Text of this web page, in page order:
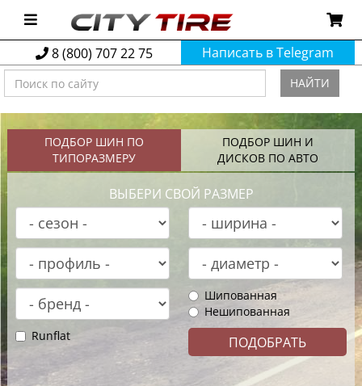
8 (800) 707 22 75 Написать в Telegram
НАЙТИ
ПОДБОР ШИН ПО
ТИПОРАЗМЕРУ
ПОДБОР ШИН И
ДИСКОВ ПО АВТО
ВЫБЕРИ СВОЙ РАЗМЕР
Шипованная
Нешипованная
Runflat